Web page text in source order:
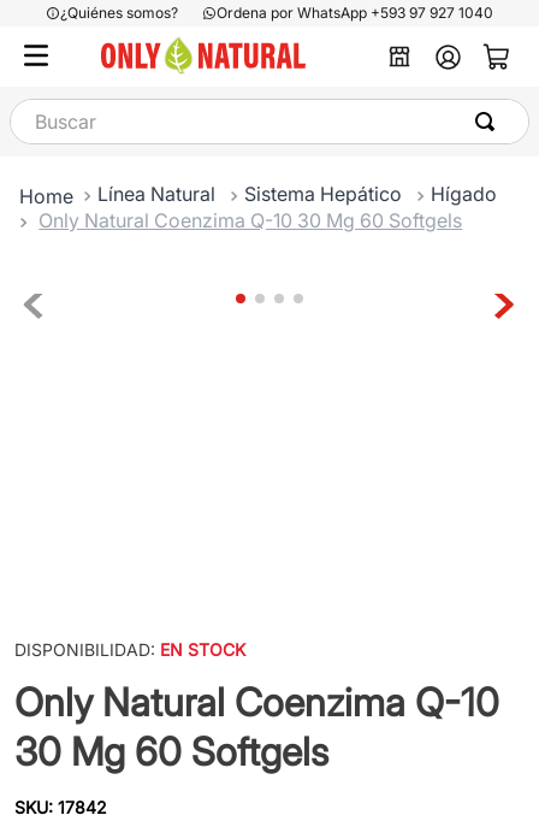
¿Quiénes somos? Ordena por WhatsApp +593 97 927 1040
Buscar
Línea Natural Sistema Hepático
Hígado
Only Natural Coenzima Q-10 30 Mg 60 Softgels
DISPONIBILIDAD: EN STOCK
Only Natural Coenzima Q-10
30 Mg 60 Softgels
SKU:17842